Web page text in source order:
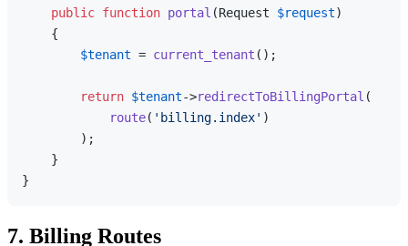
public function portal (Request $request)
{
$tenant = current_tenant ();
return $tenant->redirectToBillingPortal (
route( 'billing.index' )
        );
    }
7. Billing Routes